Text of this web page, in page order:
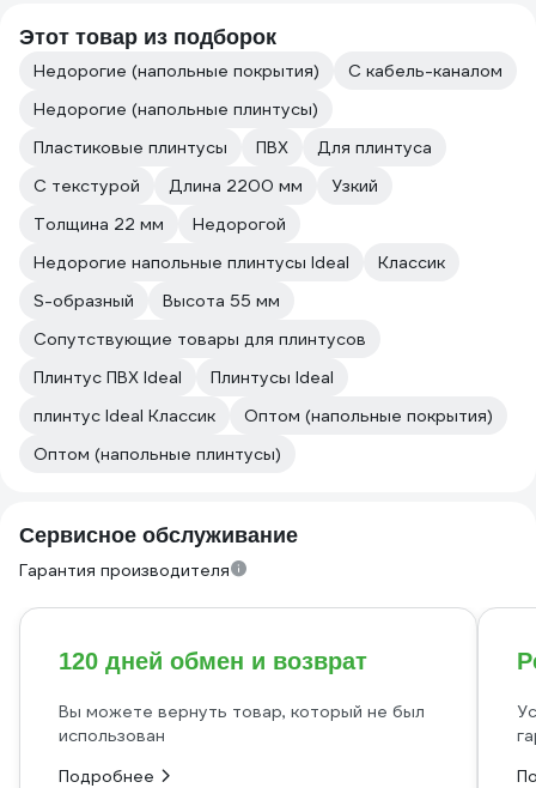
Этот товар из подборок
Недорогие (напольные покрытия)
С кабель-каналом
Недорогие (напольные плинтусы)
Пластиковые плинтусы
ПВХ
Для плинтуса
С текстурой
Длина 2200 мм
Узкий
Толщина 22 мм
Недорогой
Недорогие напольные плинтусы Ideal
Классик
S-образный
Высота 55 мм
Сопутствующие товары для плинтусов
Плинтус ПВХ Ideal
Плинтусы Ideal
плинтус Ideal Классик
Оптом (напольные покрытия)
Оптом (напольные плинтусы)
Сервисное обслуживание
Гарантия производителя
120 дней обмен и возврат
Вы можете вернуть товар, который не был
использован
Подробнее